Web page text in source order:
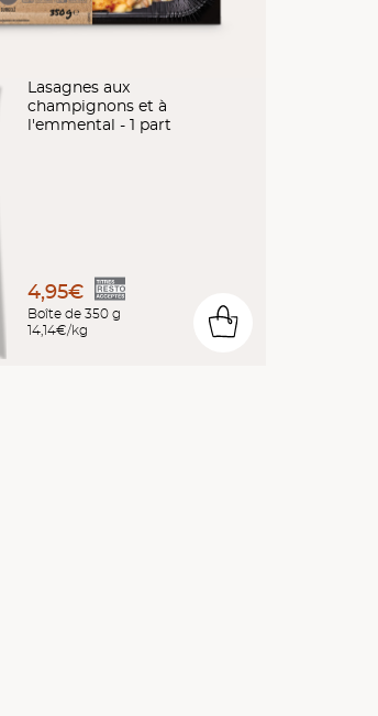
Lasagnes aux
champignons et à
l'emmental - 1 part
4,95€
Boîte de 350 g
14,14€/kg
0